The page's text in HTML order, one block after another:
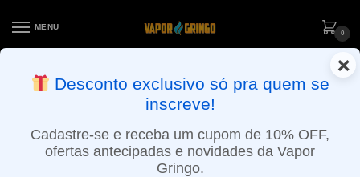
MENU
0
ENTREGA NO MESMO DIA EM SÃO PAULO (SEG A SEX): PEDIDOS
APROVADOS ATÉ 15:30 VIA MOTOBOY
×
Desconto exclusivo só pra quem se
inscreve!
Cadastre-se e receba um cupom de 10% OFF,
ofertas antecipadas e novidades da Vapor
Gringo.